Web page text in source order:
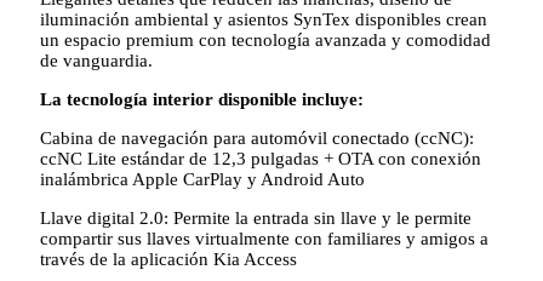
iluminación ambiental y asientos SynTex disponibles crean
un espacio premium con tecnología avanzada y comodidad
de vanguardia.
La tecnología interior disponible incluye:
Cabina de navegación para automóvil conectado (ccNC):
ccNC Lite estándar de 12,3 pulgadas + OTA con conexión
inalámbrica Apple CarPlay y Android Auto
Llave digital 2.0: Permite la entrada sin llave y le permite
compartir sus llaves virtualmente con familiares y amigos a
través de la aplicación Kia Access